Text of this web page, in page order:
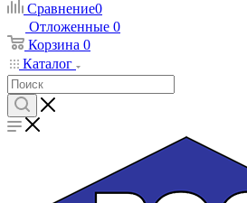
Сравнение0
Отложенные 0
Корзина 0
Каталог